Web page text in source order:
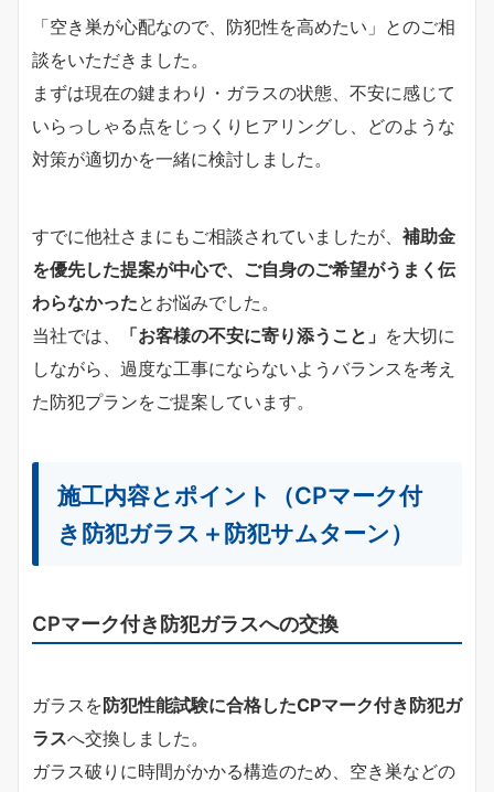
「空き巣が心配なので、防犯性を高めたい」とのご相
談をいただきました。
まずは現在の鍵まわり・ガラスの状態、不安に感じて
いらっしゃる点をじっくりヒアリングし、どのような
対策が適切かを一緒に検討しました。
すでに他社さまにもご相談されていましたが、 補助金
を優先した提案が中心で、ご自身のご希望がうまく伝
わらなかったとお悩みでした。
当社では、
「お客様の不安に寄り添うこと」 を大切に
しながら、過度な工事にならないようバランスを考え
た防犯プランをご提案しています。
施工内容とポイント（CPマーク付
き防犯ガラス＋防犯サムターン）
CPマーク付き防犯ガラスへの交換
ガラスを防犯性能試験に合格したCPマーク付き防犯ガ
ラスへ交換しました。
ガラス破りに時間がかかる構造のため、空き巣などの